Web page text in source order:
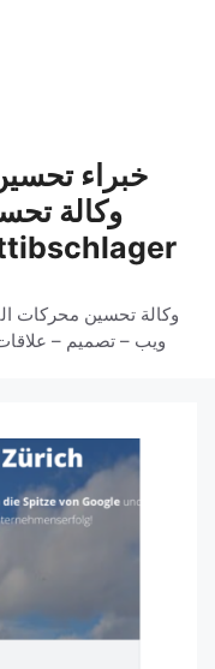
خبراء
وكالة
ويب – تصميم –